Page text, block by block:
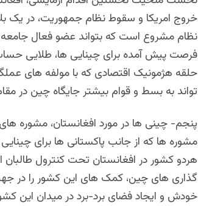
خروج امریکا و سقوط نظام جمهوریت، در یک
نظام مشروع است که بتواند عضو فعال
فرصت پیش آمده برای چینایی ها، طلایی
حلقه هژمونیک اقتصادی که با مولفه های
تواند به بسط و قوام بیشتر جایگاه چین در
پنجم- چینی ها در مورد افغانستان، مشوره
مشوره ها که از جانب پاکستانی ها برای
هردو کشور در افغانستان تحت کنترول
گذاری های چین، کمک های این کشور را در
خودش و ایجاد فضای برد-برد در میدان این